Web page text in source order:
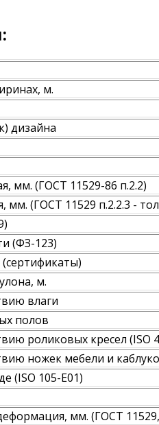
м.
дизайна
мм. (ГОСТ 11529-86 п.2.2)
мм. (ГОСТ 11529 п.2.2.3 -
(ФЗ-123)
м.
влаги
полов
роликовых кресел (ISO
ножек мебели и
(ISO 105-E01)
мм. (ГОСТ